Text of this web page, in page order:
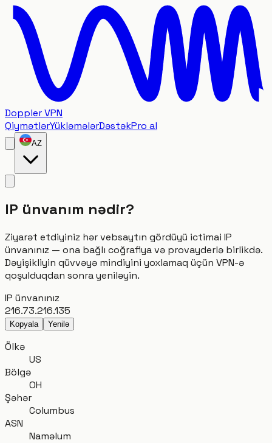
Doppler VPN
QiymətlərYükləmələrDəstəkPro al
AZ
IP ünvanım nədir?
Ziyarət etdiyiniz hər vebsaytın gördüyü ictimai IP
ünvanınız — ona bağlı coğrafiya və provayderlə birlikdə.
Dəyişikliyin qüvvəyə mindiyini yoxlamaq üçün VPN-ə
qoşulduqdan sonra yeniləyin.
IP ünvanınız
216.73.216.135
Kopyala Yenilə
Ölkə
US
Bölgə
OH
Şəhər
Columbus
ASN
Naməlum